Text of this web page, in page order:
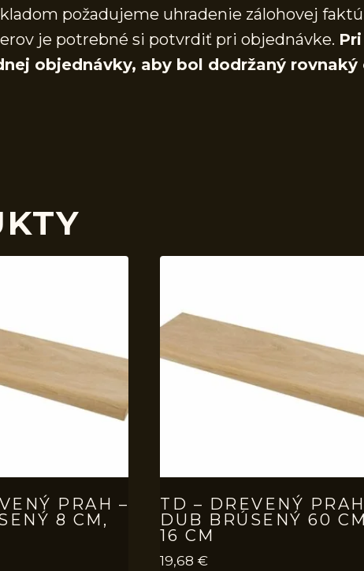
požadujeme uhradenie zálohovej
je potrebné si potvrdiť pri objednávke.
objednávky, aby bol dodržaný
PRAH –
8 CM,
TD – DREVENÝ
DUB BRÚSENÝ 60
16 CM
19,68 €